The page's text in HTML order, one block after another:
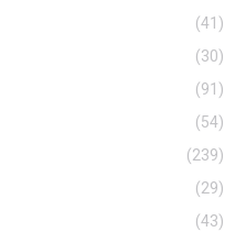
(41)
(30)
(91)
(54)
(239)
(29)
(43)